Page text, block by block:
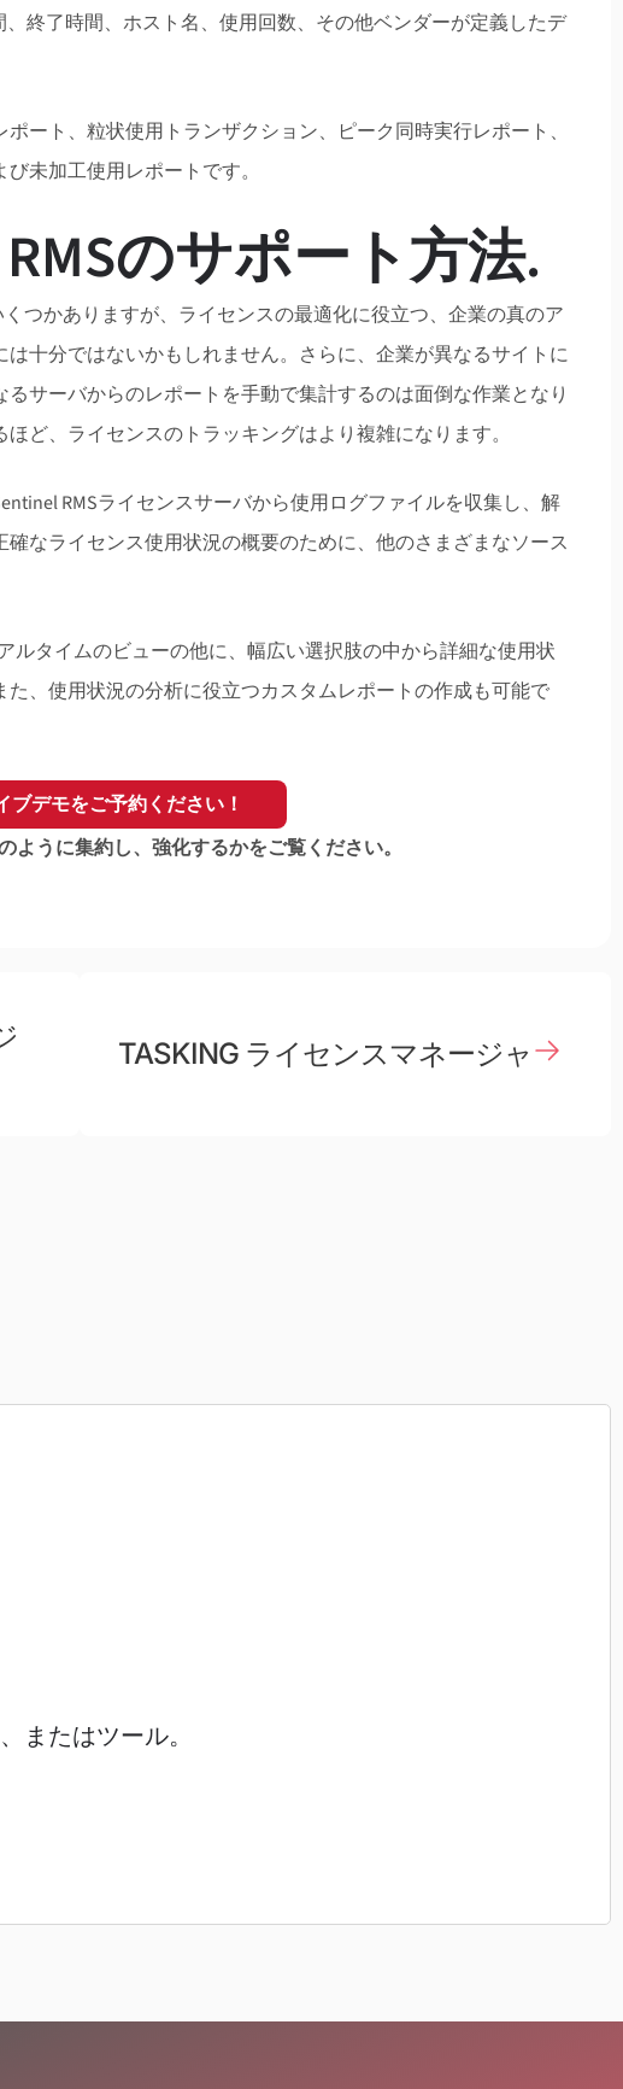
終了時間、ホスト名、使用回数、その他ベンダーが定義したデ
ート、粒状使用トランザクション、ピーク同時実行レポート、
未加工使用レポートです。
のサポート方法.
つかありますが、ライセンスの最適化に役立つ、企業の真のア
十分ではないかもしれません。さらに、企業が異なるサイトに
サーバからのレポートを手動で集計するのは面倒な作業となり
ど、ライセンスのトラッキングはより複雑になります。
RMSライセンスサーバから使用ログファイルを収集し、解
なライセンス使用状況の概要のために、他のさまざまなソース
ルタイムのビューの他に、幅広い選択肢の中から詳細な使用状
、使用状況の分析に役立つカスタムレポートの作成も可能で
ブデモをご予約ください！
ように集約し、強化するかをご覧ください。
TASKING ライセンスマネージャ
またはツール。